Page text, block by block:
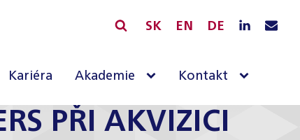
SK EN DE
Kariéra Akademie Kontakt
PŘI AKVIZICI